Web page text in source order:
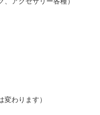
変わります）